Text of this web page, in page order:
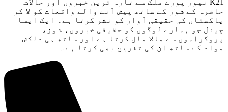
حاضرہ کے شوز کے ساتھ پیش آنے والے واقعات کو لا کر
پاکستان کی حقیقی آواز کو نشر کرتا ہے۔ ایک ایسا
چینل جو ہمارے لوگوں کو حقیقی خبروں، شوز،
پروگراموں سے مالا مال کرتا ہے اور ساتھ ہی دلکش
مواد کے ساتھ ان کی تفریح ​​بھی کرتا ہے۔